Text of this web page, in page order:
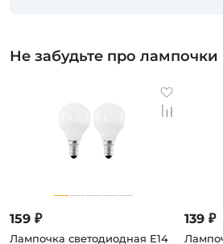
Не забудьте про лампочки
159 ₽
Лампочка светодиодная E14
139 ₽